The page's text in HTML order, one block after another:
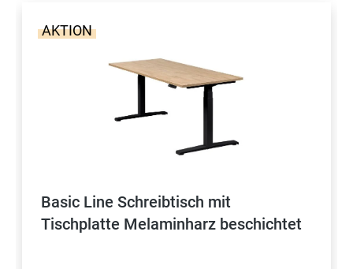
AKTION
Basic Line Schreibtisch mit
Tischplatte Melaminharz beschichtet